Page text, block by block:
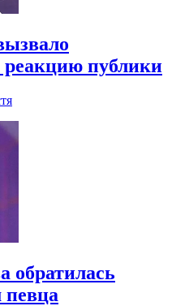
реакцию публики
обратилась